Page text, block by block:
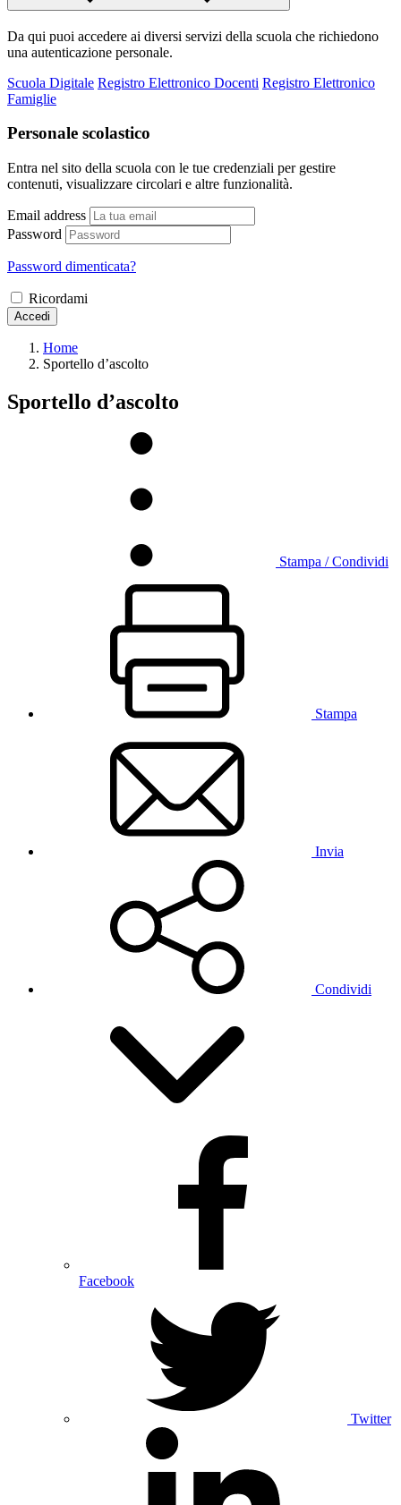
Da qui puoi accedere ai diversi servizi della scuola che richiedono
una autenticazione personale.
Scuola Digitale Registro Elettronico Docenti Registro Elettronico
Famiglie
Personale scolastico
Entra nel sito della scuola con le tue credenziali per gestire
contenuti, visualizzare circolari e altre funzionalità.
Email address
Password
Password dimenticata?
Ricordami
Accedi
Home
Sportello d’ascolto
Sportello d’ascolto
Stampa / Condividi
Stampa
Invia
Condividi
Facebook
Twitter